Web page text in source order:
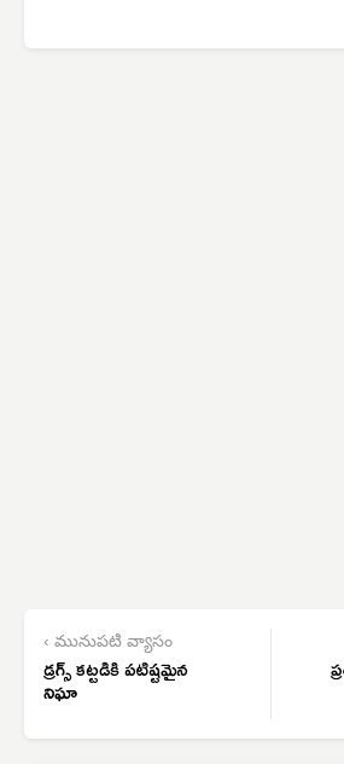
‹ మునుపటి వ్యాసం
డ్రగ్స్ కట్టడికి పటిష్టమైన
నిఘా